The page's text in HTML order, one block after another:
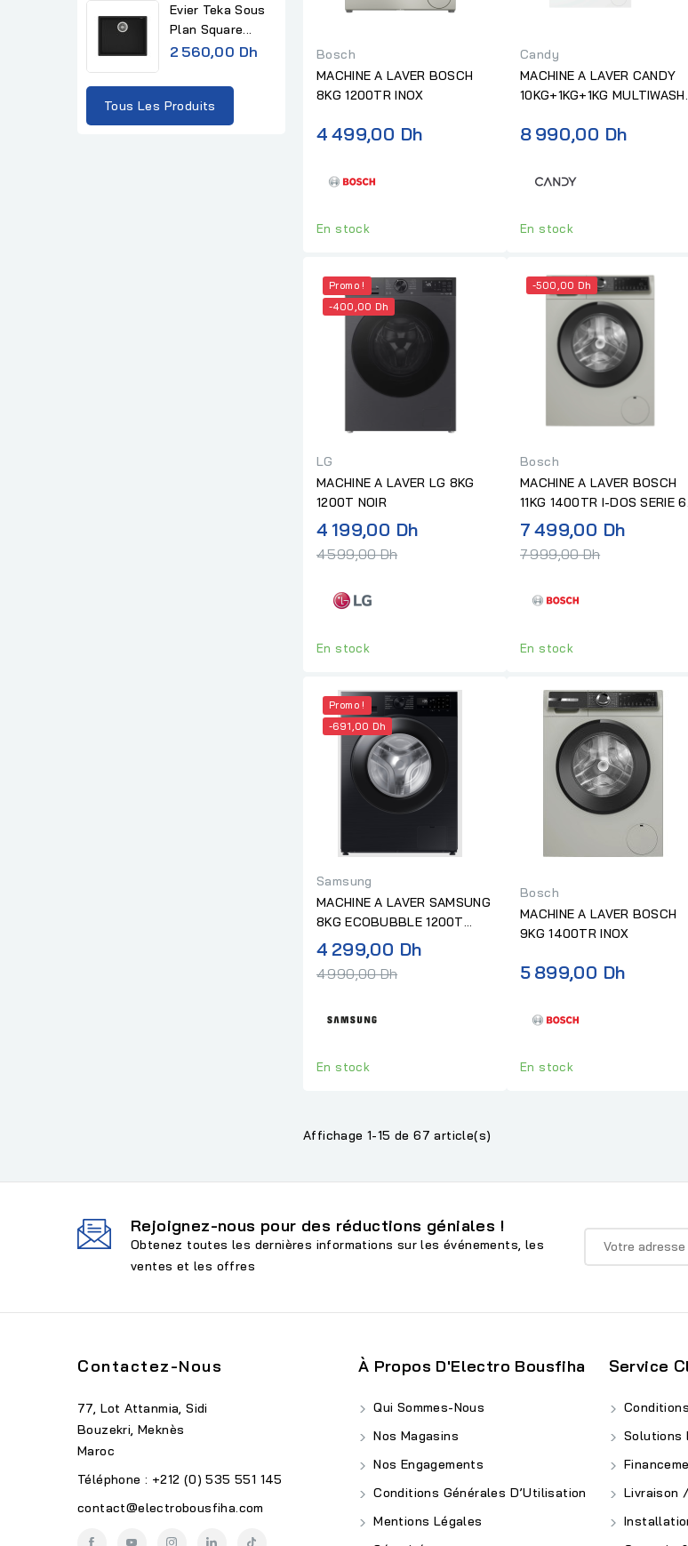
u
Evier Teka Sous
Plan Square...
2 560,00 Dh
Tous Les Produits
Bosch
MACHINE A LAVER BOSCH
8KG 1200TR INOX
4 499,00 Dh
En stock
Candy
MACHINE A LAVER CANDY
10KG+1KG+1KG MULTIWASH
8 990,00 Dh
En stock
Promo !
-400,00 Dh
LG
MACHINE A LAVER LG 8KG
1200T NOIR
4 199,00 DhPrix
4 599,00 Dh
En stock
-500,00 Dh
Bosch
MACHINE A LAVER BOSCH
11KG 1400TR I-DOS SERIE 6
INOX
7 499,00 DhPrix
7 999,00 Dh
En stock
Promo !
-691,00 Dh
Samsung
MACHINE A LAVER SAMSUNG
8KG ECOBUBBLE 1200T
SLIM NOIR
4 299,00 DhPrix
4 990,00 Dh
En stock
Bosch
MACHINE A LAVER BOSCH
9KG 1400TR INOX
5 899,00 Dh
En stock
Affichage 1-15 de 67 article(s)
Rejoignez-nous pour des réductions géniales !
Obtenez toutes les dernières informations sur les événements, les
ventes et les offres
Contactez-Nous
77, Lot Attanmia, Sidi
Bouzekri, Meknès
Maroc
Téléphone : +212 (0) 535 551 145
contact@electrobousfiha.com
À Propos D'Electro Bousfiha
Qui Sommes-Nous
Nos Magasins
Nos Engagements
Conditions Générales D’Utilisation
Mentions Légales
Service
Solutions
Livraison